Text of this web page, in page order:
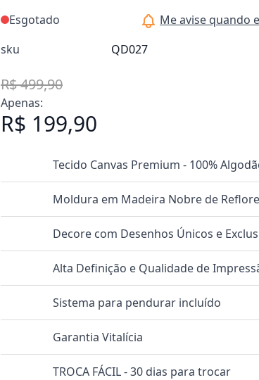
Esgotado
Me avise quando
sku
QD027
R$ 499,90
Apenas:
R$ 199,90
Tecido Canvas Premium - 100%
Moldura em Madeira Nobre de
Decore com Desenhos Únicos e
Alta Definição e Qualidade de
Sistema para pendurar incluído
Garantia Vitalícia
TROCA FÁCIL - 30 dias para trocar